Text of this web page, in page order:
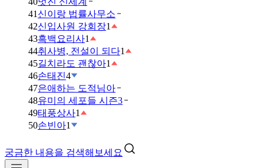
41 신이랑 법률사무소
42신입사원 강회장1
43흑백요리사1
44취사병, 전설이 되다1
45길치라도 괜찮아1
46손태진4
47은애하는 도적님아
48유미의 세포들 시즌3
49태풍상사1
50손빈아1
궁금한 내용을 검색해보세요